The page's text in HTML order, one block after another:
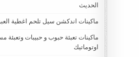
الحديث
ماكينات اندكشن سيل تلحم اغطية
ماكينات تعبئة حبوب و حبيبات
اوتوماتيك